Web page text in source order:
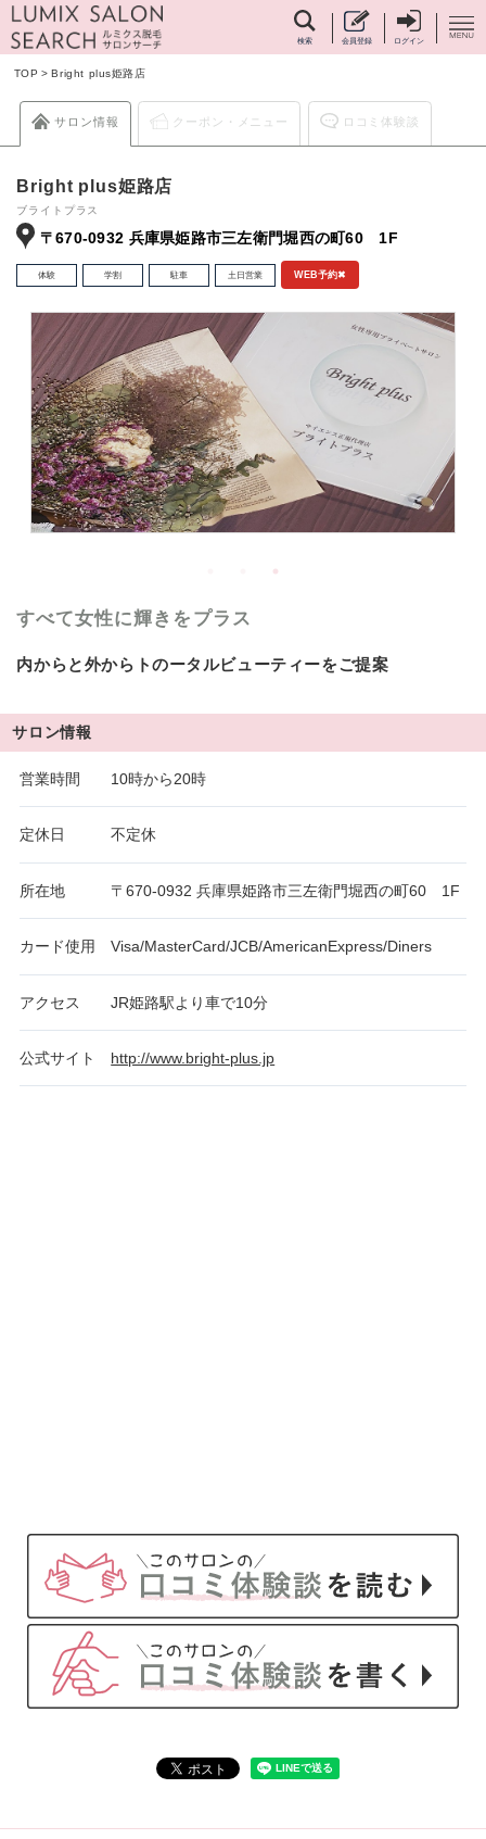
検索 会員登録 ログイン
TOP >Bright plus姫路店
サロン情報 クーポン・メニュー ロコミ体験談
Bright plus姫路店
ブライトプラス
〒670-0932 兵庫県姫路市三左衛門堀西の町60 1F
体験 学割 駐車 土日営業 WEB予約✖
すべて女性に輝きをプラス
内からと外からトのータルビューティーをご提案
サロン情報
営業時間 10時から20時
定休日 不定休
所在地 〒670-0932 兵庫県姫路市三左衛門堀西の町60 1F
カード使用 Visa/MasterCard/JCB/AmericanExpress/Diners
アクセス JR姫路駅より車で10分
公式サイト http://www.bright-plus.jp